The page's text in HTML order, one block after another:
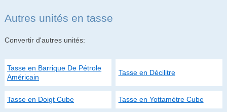
Autres unités en tasse
Convertir d'autres unités:
Tasse en Barrique De Pétrole
Américain
Tasse en Décilitre
Tasse en Doigt Cube Tasse en Yottamètre Cube